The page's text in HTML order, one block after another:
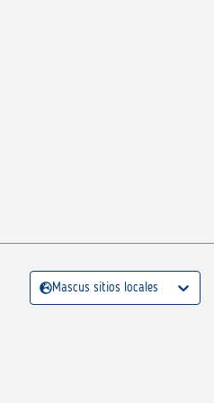
Mascus sitios locales